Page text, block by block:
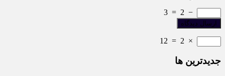
−
2
=
3
×
2
=
12
جديدترين ها